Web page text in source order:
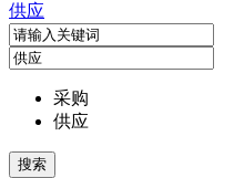
供应
采购
供应